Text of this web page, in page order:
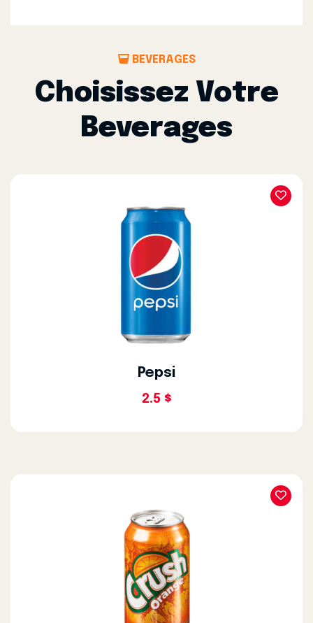
BEVERAGES
Choisissez Votre
Beverages
Pepsi
2.5 $